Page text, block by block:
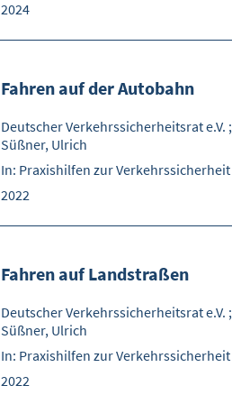
2024
Fahren auf der Autobahn
Deutscher Verkehrssicherheitsrat e.V. ;
Süßner, Ulrich
In: Praxishilfen zur Verkehrssicherheit
2022
Fahren auf Landstraßen
Deutscher Verkehrssicherheitsrat e.V. ;
Süßner, Ulrich
In: Praxishilfen zur Verkehrssicherheit
2022